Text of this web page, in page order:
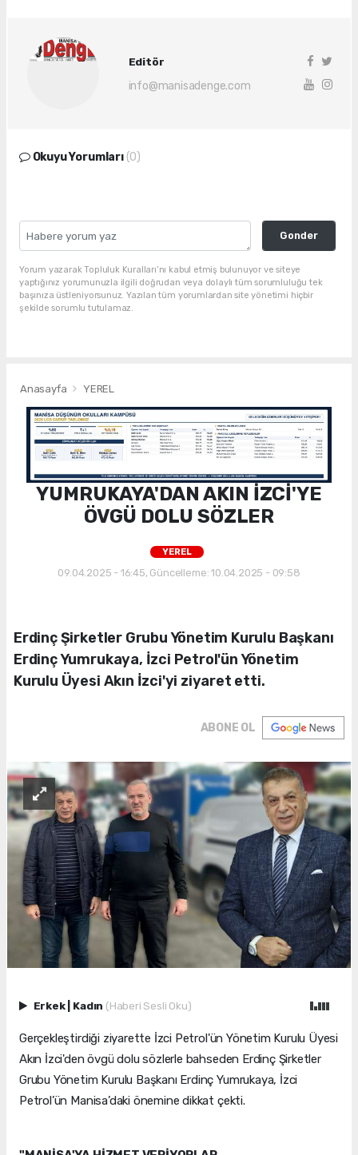
Editör
info@manisadenge.com
Okuyu Yorumları (0)
Gonder
Yorum yazarak Topluluk Kuralları’nı kabul etmiş bulunuyor ve siteye
yaptığınız yorumunuzla ilgili doğrudan veya dolaylı tüm sorumluluğu tek
başınıza üstleniyorsunuz. Yazılan tüm yorumlardan site yönetimi hiçbir
şekilde sorumlu tutulamaz.
Anasayfa YEREL
YUMRUKAYA'DAN AKIN İZCİ'YE
ÖVGÜ DOLU SÖZLER
YEREL
09.04.2025 - 16:45, Güncelleme: 10.04.2025 - 09:58
Erdinç Şirketler Grubu Yönetim Kurulu Başkanı
Erdinç Yumrukaya, İzci Petrol'ün Yönetim
Kurulu Üyesi Akın İzci'yi ziyaret etti.
ABONE OL
Erkek Kadın (Haberi Sesli Oku)
Gerçekleştirdiği ziyarette İzci Petrol'ün Yönetim Kurulu Üyesi
Akın İzci'den övgü dolu sözlerle bahseden Erdinç Şirketler
Grubu Yönetim Kurulu Başkanı Erdinç Yumrukaya, İzci
Petrol’ün Manisa’daki önemine dikkat çekti.